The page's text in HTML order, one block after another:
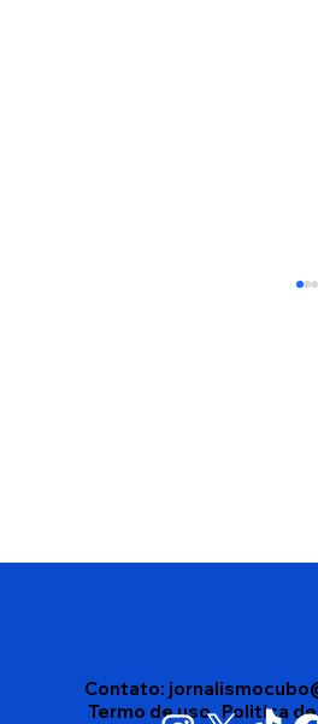
Pesquisa Paraná
Contato:
Termo de uso Politica